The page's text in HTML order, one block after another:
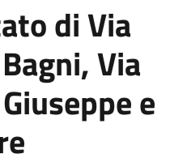
di Via
Via
e